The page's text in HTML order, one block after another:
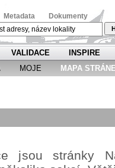
Metadata Dokumenty
VALIDACE
INSPIRE
MOJE MAPA
jsou stránky